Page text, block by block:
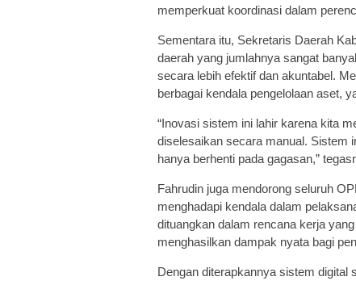
memperkuat koordinasi dalam
Sementara itu, Sekretaris Daerah
daerah yang jumlahnya sangat
secara lebih efektif dan akuntabel.
berbagai kendala pengelolaan aset,
“Inovasi sistem ini lahir karena kita
diselesaikan secara manual. Sistem
hanya berhenti pada gagasan,”
Fahrudin juga mendorong seluruh
menghadapi kendala dalam
dituangkan dalam rencana kerja
menghasilkan dampak nyata bagi
Dengan diterapkannya sistem digital